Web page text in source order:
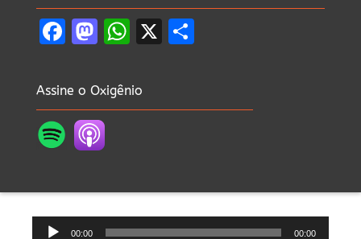
Facebook
Mastodon
WhatsApp
X Share
Assine o Oxigênio
Tocador00:00 00:00